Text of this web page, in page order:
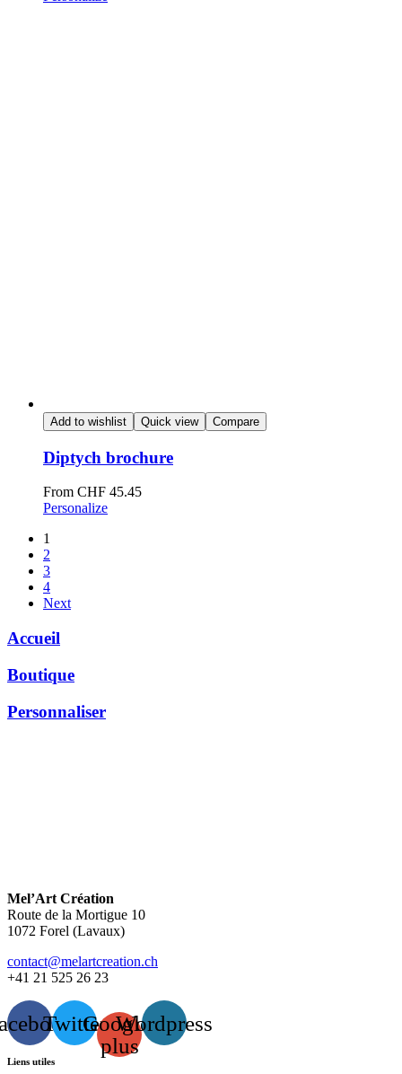
Add to wishlist Quick view Compare
Diptych brochure
From CHF 45.45
Personalize
1
2
3
4
Next
Accueil
Boutique
Personnaliser
Mel’Art Création
Route de la Mortigue 10
1072 Forel (Lavaux)
contact@melartcreation.ch
+41 21 525 26 23
TwitterGoogle-
plus
Wordpress
Liens utiles